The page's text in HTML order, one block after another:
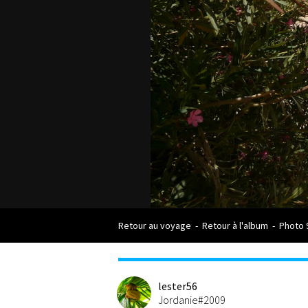
Retour au voyage - Retour à l'album - Photo
lester56
Jordanie#2009